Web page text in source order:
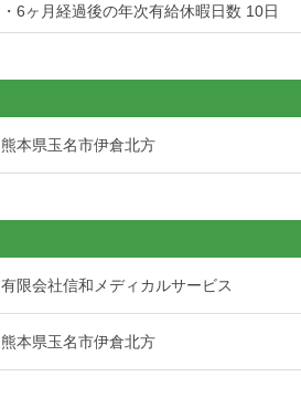
・6ヶ月経過後の年次有給休暇日数 10日
熊本県玉名市伊倉北方
有限会社信和メディカルサービス
熊本県玉名市伊倉北方